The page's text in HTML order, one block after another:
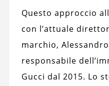
Questo approccio
con l’attuale
marchio,
responsabile
Gucci dal 2015. Lo